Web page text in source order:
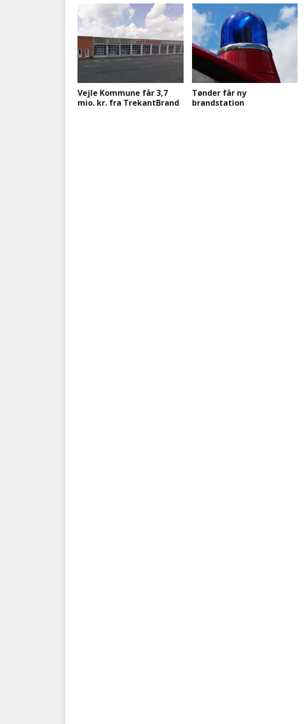
Vejle Kommune får 3,7
mio. kr. fra TrekantBrand
Tønder får ny
brandstation